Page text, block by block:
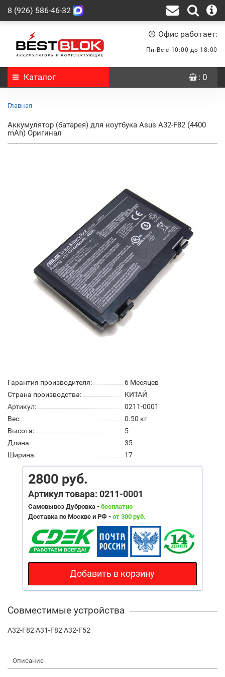
8 (926) 586-46-32
Офис работает:
Пн-Вс с 10:00 до 18:00
Каталог : 0
Главная
Аккумулятор (батарея) для ноутбука Asus A32-F82 (4400
mAh) Оригинал
Гарантия производителя:
6 Месяцев
Страна производства:
КИТАЙ
Артикул:
0211-0001
Вес:
0.50 кг
Высота:
5
Длина:
35
Ширина:
17
2800 руб.
Артикул товара: 0211-0001
Самовывоз Дубровка - бесплатно
Доставка по Москве и РФ - от 300 руб.
Добавить в корзину
Совместимые устройства
A32-F82 A31-F82 A32-F52
Описание